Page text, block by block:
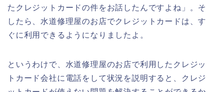
たクレジットカードの件をお話したんですよね」。そ
したら、水道修理屋のお店でクレジットカードは、す
ぐに利用できるようになりましたよ。
というわけで、水道修理屋のお店で利用したクレジッ
トカード会社に電話をして状況を説明すると、クレジ